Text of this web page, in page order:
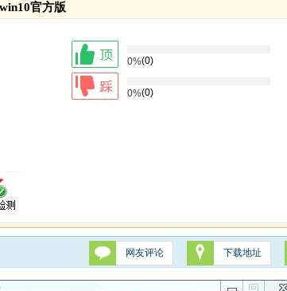
官方版
0%(0)
0%(0)
网友评论 下载地址